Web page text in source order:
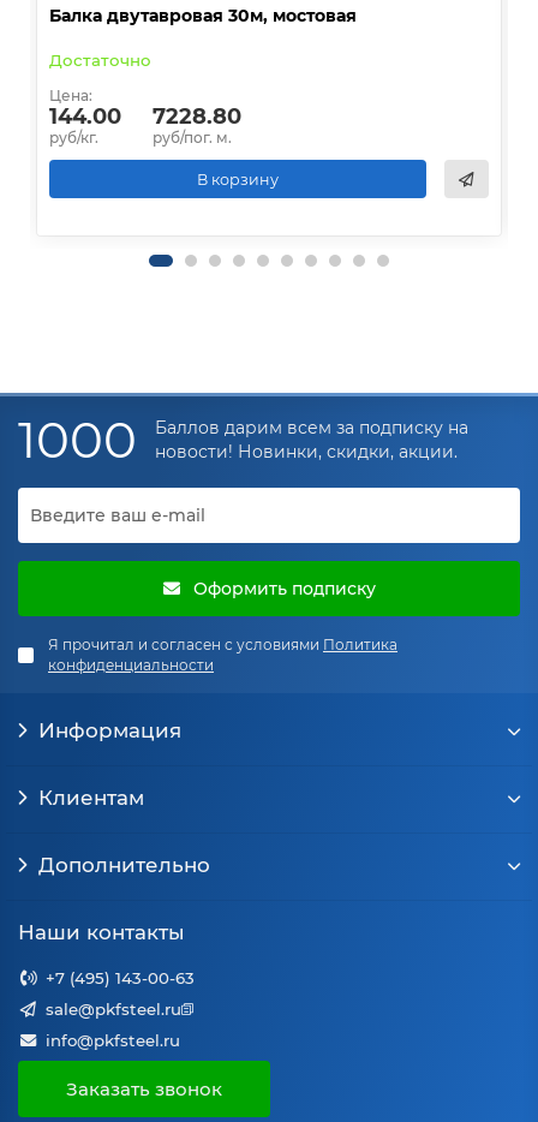
Балка двутавровая 30м, мостовая
Достаточно
Цена:
144.00
руб/кг.
7228.80
руб/пог. м.
В корзину
1000
Баллов дарим всем за подписку на
новости! Новинки, скидки, акции.
Оформить подписку
Я прочитал и согласен с условиями Политика
конфиденциальности
Информация
Клиентам
Дополнительно
Наши контакты
+7 (495) 143-00-63
sale@pkfsteel.ru
info@pkfsteel.ru
Заказать звонок